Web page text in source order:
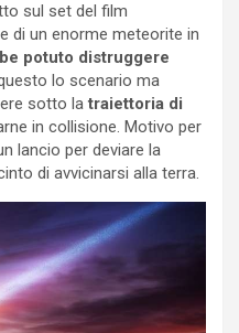
sul set del film
di un enorme meteorite in
potuto distruggere
lo scenario ma
sotto latraiettoria di
in collisione. Motivo per
lancio per deviare la
di avvicinarsi alla terra.